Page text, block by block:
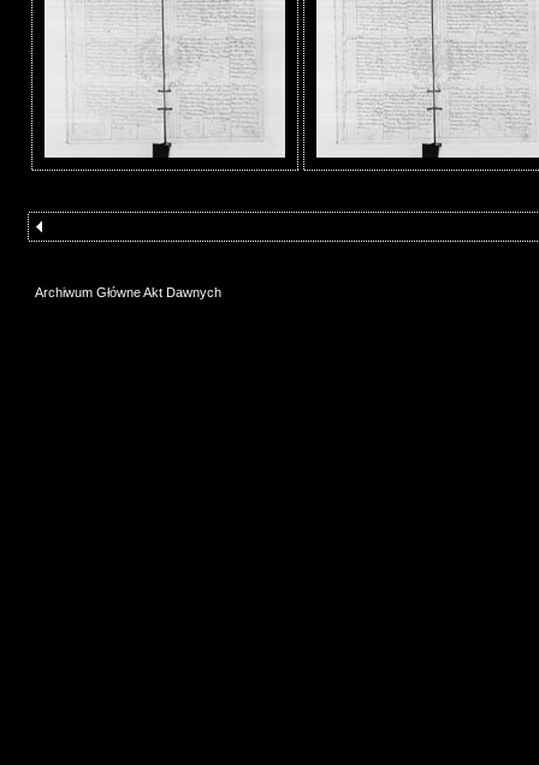
Archiwum Główne Akt Dawnych